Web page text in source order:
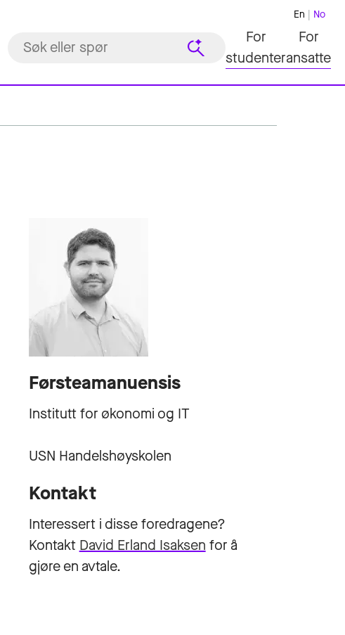
En No
For
studenter
For
ansatte
Førsteamanuensis
Institutt for økonomi og IT
USN Handelshøyskolen
Kontakt
Interessert i disse foredragene?
Kontakt David Erland Isaksen for å
gjøre en avtale.